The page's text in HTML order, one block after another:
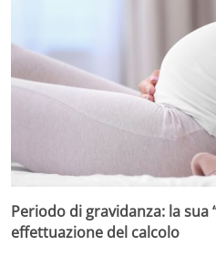
Periodo di gravidanza: la sua
effettuazione del calcolo